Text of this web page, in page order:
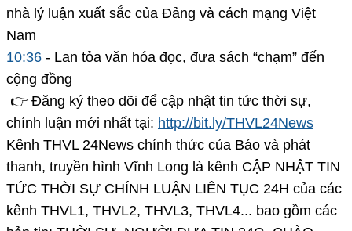
nhà lý luận xuất sắc của Đảng và cách mạng Việt
Nam
10:36 - Lan tỏa văn hóa đọc, đưa sách “chạm” đến
cộng đồng
👉 Đăng ký theo dõi để cập nhật tin tức thời sự,
chính luận mới nhất tại: http://bit.ly/THVL24News
Kênh THVL 24News chính thức của Báo và phát
thanh, truyền hình Vĩnh Long là kênh CẬP NHẬT TIN
TỨC THỜI SỰ CHÍNH LUẬN LIÊN TỤC 24H của các
kênh THVL1, THVL2, THVL3, THVL4... bao gồm các